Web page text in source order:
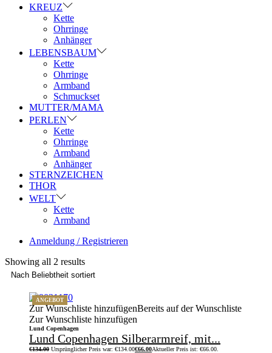
KREUZ
Kette
Ohrringe
Anhänger
LEBENSBAUM
Kette
Ohrringe
Armband
Schmuckset
MUTTER/MAMA
PERLEN
Kette
Ohrringe
Armband
Anhänger
STERNZEICHEN
THOR
WELT
Kette
Armband
Anmeldung / Registrieren
Showing all 2 results
ANGEBOT
Zur Wunschliste hinzufügenBereits auf der Wunschliste
Zur Wunschliste hinzufügen
Lund Copenhagen
Lund Copenhagen Silberarmreif, mit...
€134.00 Ursprünglicher Preis war: €134.00€66.00Aktueller Preis ist: €66.00.